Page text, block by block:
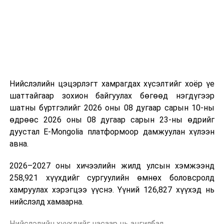
арилжааны банкнаас авчээ. Газрын тосны
бүтээгдэхүүний агуулахын барилга угсралтын ажлын
гүйцэтгэл 95 хувьтай байгаа бөгөөд 2026 оны
наймдугаар сарын 20-ны дотор бүрэн дуусгаж,
ашиглалтад оруулах гэж байна. Эдгээр агуулах
ашиглалтад орсноор Улаанбаатар хотын АИ-92-ийн
Ерөнхий сайд тус агуулахыг ашиглалтад хүлээн
авахад зөвшөөрлийн саад бэрхшээл учруулахгүй
байхыг холбогдох албаныханд үүрэг болгов.
Нийслэлийн цэцэрлэгт хамрагдах хүсэлтийг хоёр үе
шаттайгаар зохион байгуулах бөгөөд нэгдүгээр
шатны бүртгэлийг 2026 оны 08 дугаар сарын 10-ны
өдрөөс 2026 оны 08 дугаар сарын 23-ны өдрийг
дуустал E-Mongolia платформоор дамжуулан хүлээн
авна.
2026–2027 оны хичээлийн жилд улсын хэмжээнд
258,921 хүүхдийг сургуулийн өмнөх боловсролд
хамруулах хэрэгцээ үүснэ. Үүний 126,827 хүүхэд нь
нийслэлд хамаарна.